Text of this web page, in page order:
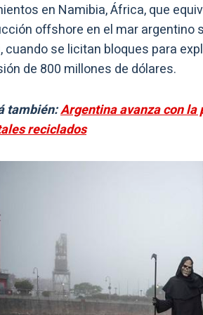
en Namibia, África, que
offshore en el mar argentino
cuando se licitan bloques para
de 800 millones de dólares.
también:Argentina avanza con
reciclados